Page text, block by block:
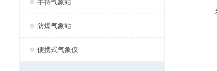
手持气象站
防爆气象站
便携式气象仪